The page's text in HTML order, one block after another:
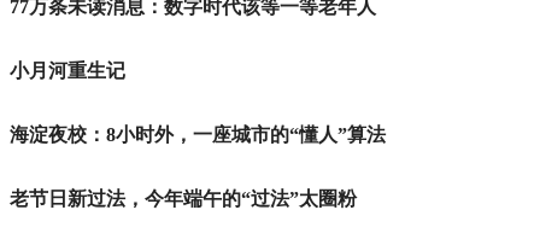
77万条未读消息：数字时代该等一等老年人
小月河重生记
海淀夜校：8小时外，一座城市的“懂人”算法
老节日新过法，今年端午的“过法”太圈粉